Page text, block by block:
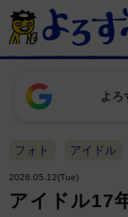
よろ
フォト アイドル
2026.05.12(Tue)
アイドル17